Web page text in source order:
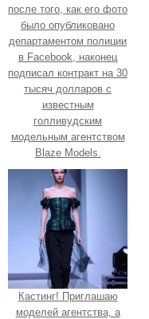
после того, как его фото
было опубликовано
департаментом полиции
в Facebook, наконец
подписал контракт на 30
тысяч долларов с
известным
голливудским
модельным агентством
Blaze Models.
Кастинг! Приглашаю
моделей агентства, а